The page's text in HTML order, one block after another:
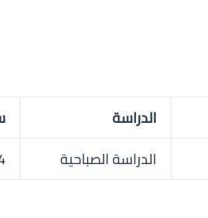
الدراسة
الدراسة الصباحية